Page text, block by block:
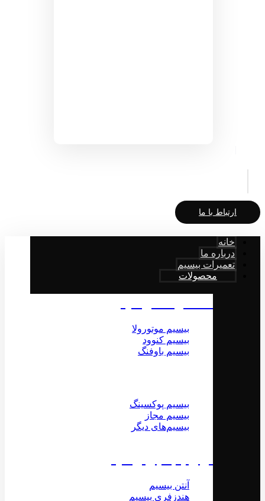
ارتباط با ما
خانه
درباره ما
تعمیرات بیسیم
محصولات
بیسیم موتورولا
بیسیم کنوود
بیسیم باوفنگ
بیسیم پوکسینگ
بیسیم مجاز
بیسیم‌های دیگر
آنتن بیسیم
هندزفری بیسیم